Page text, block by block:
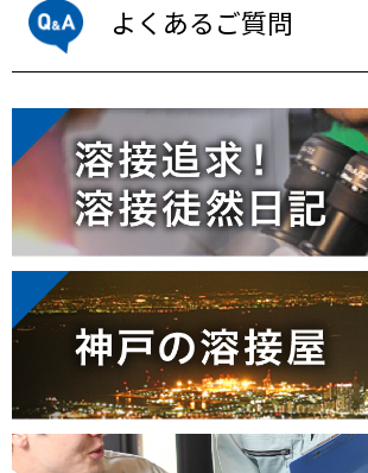
よくあるご質問